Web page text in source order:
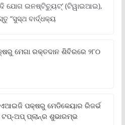
ଯୋଗ ଇନଷ୍ଟିଚ୍ୟୁଟ୍‌’ (ଟିୱାଇଆଇ),
“ସୁସ୍ଥ ବାର୍ଦ୍ଧକ୍ୟ
ମେଗା ରକ୍ତଦାନ ଶିବିରରେ ୨୮୦
ଏଆଇଜି ପକ୍ଷରୁ ମେଡିକେୟାର ରିଜର୍ଭ
ଅପ୍ ପ୍ଲାନ୍‌ର ଶୁଭାରମ୍ଭ